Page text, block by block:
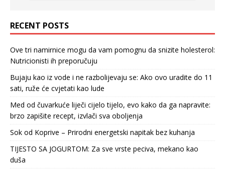
RECENT POSTS
Ove tri namirnice mogu da vam pomognu da snizite holesterol:
Nutricionisti ih preporučuju
Bujaju kao iz vode i ne razbolijevaju se: Ako ovo uradite do 11
sati, ruže će cvjetati kao lude
Med od čuvarkuće liječi cijelo tijelo, evo kako da ga napravite:
brzo zapišite recept, izvlači sva oboljenja
Sok od Koprive – Prirodni energetski napitak bez kuhanja
TIJESTO SA JOGURTOM: Za sve vrste peciva, mekano kao
duša